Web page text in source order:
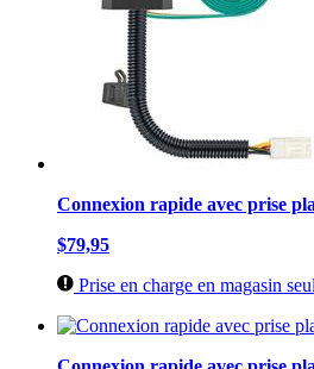
Connexion rapide avec prise
$79,95
Prise en charge en magasin